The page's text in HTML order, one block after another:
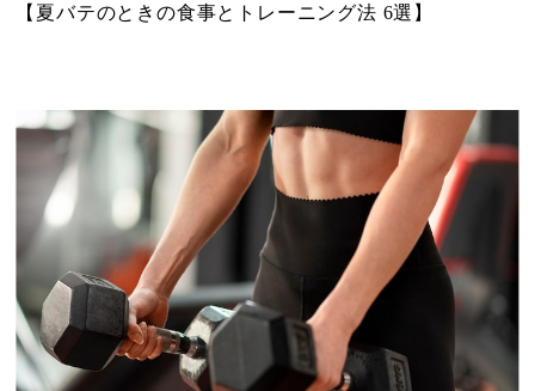
【夏バテのときの食事とトレーニング法 6選】